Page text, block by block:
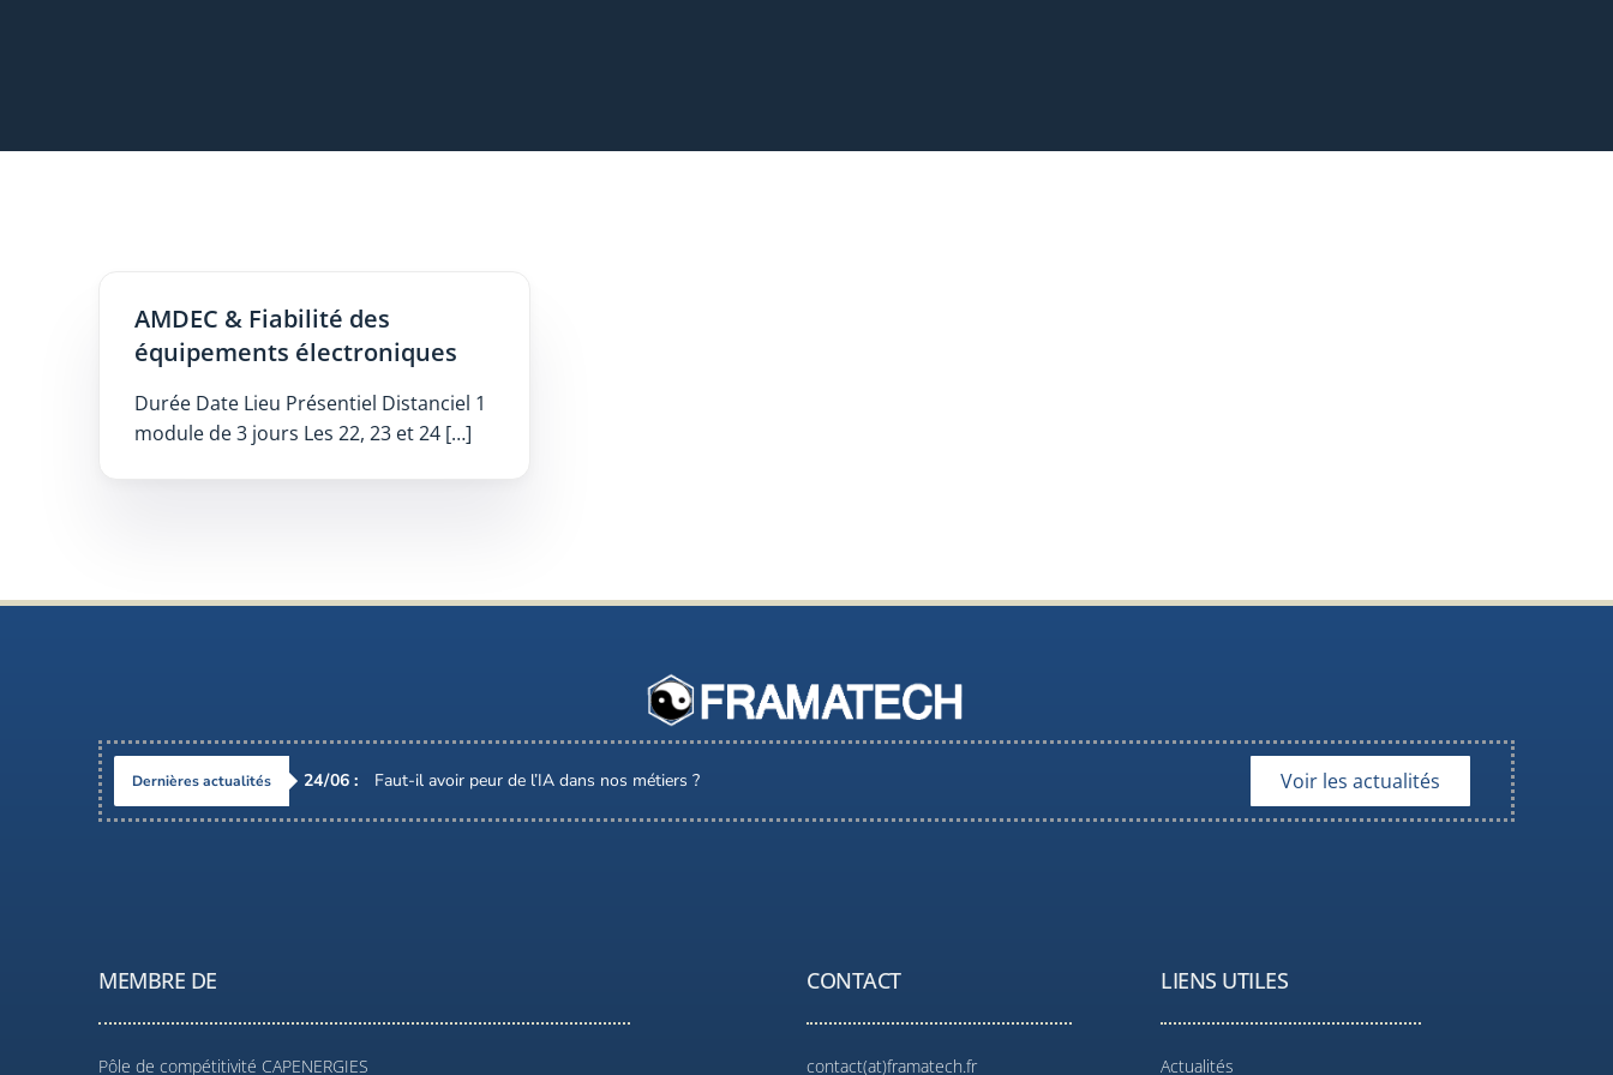
AMDEC & Fiabilité des
équipements électroniques
Durée Date Lieu Présentiel Distanciel 1
module de 3 jours Les 22, 23 et 24 […]
Dernières actualités 24/06 : Faut-il avoir peur de l’IA dans nos métiers ? Voir les actualités
MEMBRE DE
Pôle de compétitivité CAPENERGIES
CONTACT
contact(at)framatech.fr
LIENS UTILES
Actualités